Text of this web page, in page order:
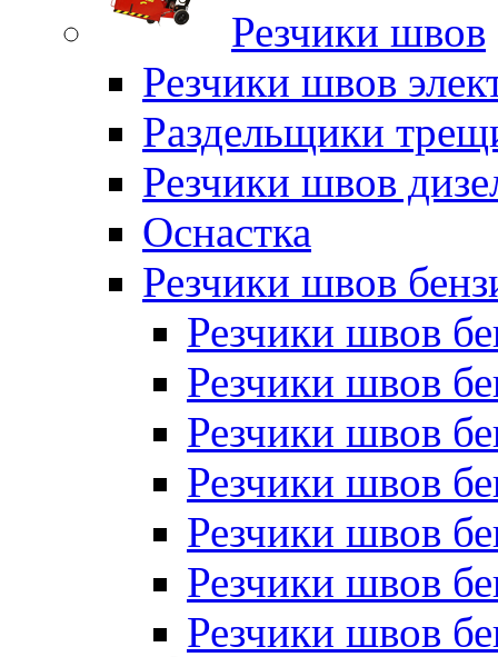
Резчики швов
Резчики швов
Раздельщики
Резчики швов
Оснастка
Резчики швов
Резчики швов
Резчики швов
Резчики швов
Резчики швов
Резчики швов
Резчики швов
Резчики швов